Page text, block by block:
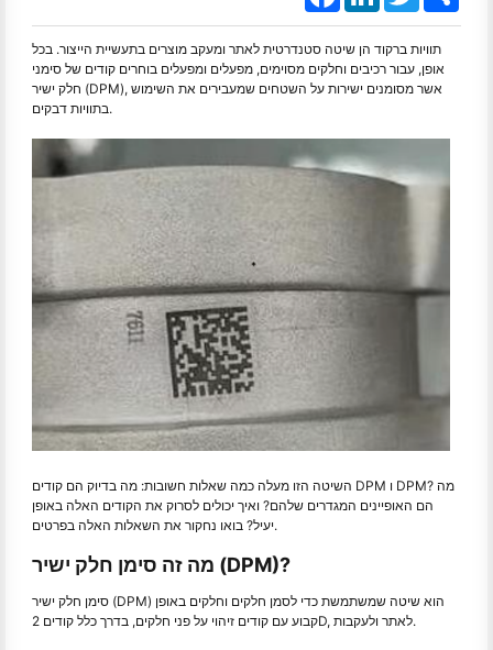
תוויות ברקוד הן שיטה סטנדרטית לאתר ומעקב מוצרים בתעשיית הייצור. בכל
אופן, עבור רכיבים וחלקים מסוימים, מפעלים ומפעלים בוחרים קודים של סימני
חלק ישיר (DPM), אשר מסומנים ישירות על השטחים שמעבירים את השימוש
בתוויות דבקים.
השיטה הזו מעלה כמה שאלות חשובות: מה בדיוק הם קודים DPM ו DPM? מה
הם האופיינים המגדרים שלהם? ואיך יכולים לסרוק את הקודים האלה באופן
יעיל? בואו נחקור את השאלות האלה בפרטים.
מה זה סימן חלק ישיר (DPM)?
סימן חלק ישיר (DPM) הוא שיטה שמשתמשת כדי לסמן חלקים וחלקים באופן
קבוע עם קודים זיהוי על פני חלקים, בדרך כלל קודים 2D, לאתר ולעקבות.